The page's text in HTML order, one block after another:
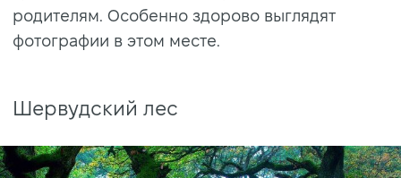
родителям. Особенно здорово выглядят
фотографии в этом месте.
Шервудский лес